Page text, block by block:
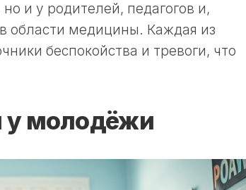
и у родителей, педагогов и,
области медицины. Каждая из
беспокойства и тревоги, что
у молодёжи